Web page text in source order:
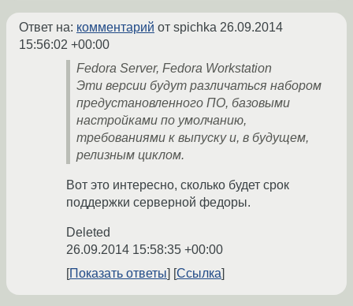
Ответ на: комментарий от spichka 26.09.2014
15:56:02 +00:00
Fedora Server, Fedora Workstation
Эти версии будут различаться набором
предустановленного ПО, базовыми
настройками по умолчанию,
требованиями к выпуску и, в будущем,
релизным циклом.
Вот это интересно, сколько будет срок
поддержки серверной федоры.
Deleted
26.09.2014 15:58:35 +00:00
Показать ответы
Ссылка